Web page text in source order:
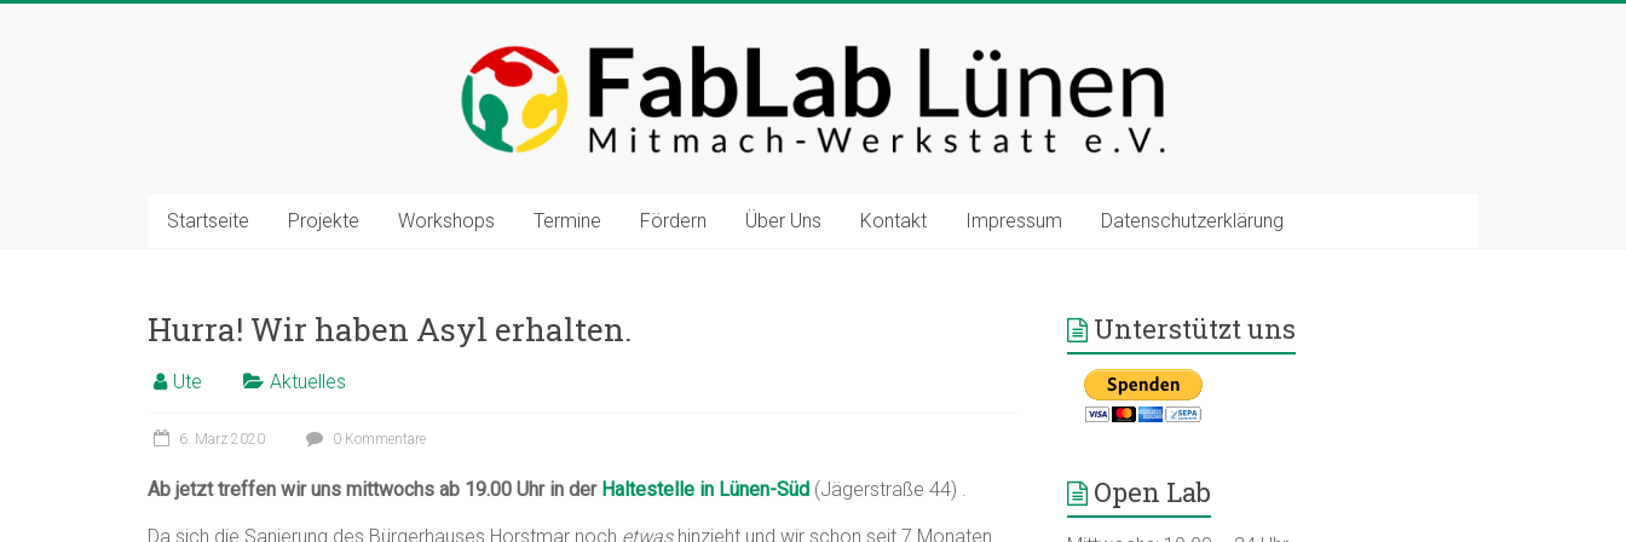
Startseite Projekte Workshops Termine Fördern Über Uns Kontakt Impressum Datenschutzerklärung
Hurra! Wir haben Asyl erhalten.
Ute Aktuelles
6. März 2020 0 Kommentare
Ab jetzt treffen wir uns mittwochs ab 19.00 Uhr in der Haltestelle in Lünen-Süd (Jägerstraße 44) .
Da sich die Sanierung des Bürgerhauses Horstmar noch etwashinzieht und wir schon seit 7 Monaten
Unterstützt uns
Open Lab